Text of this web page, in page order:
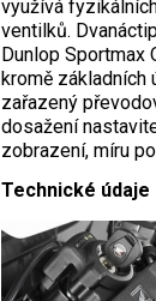
využívá
ventilků.
Dunlop Sportmax
kromě základních
zařazený
dosažení
zobrazení, míru
Technické údaje